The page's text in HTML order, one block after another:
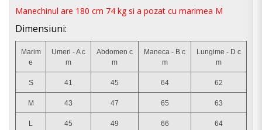
Manechinul are 180 cm 74 kg si a pozat cu marimea M
Dimensiuni:
Marim
e
Umeri - A c
m
Abdomen c
m
Maneca - B c
m
Lungime - D c
m
S 41 45 64 62
M 43 47 65 63
L 45 49 66 64